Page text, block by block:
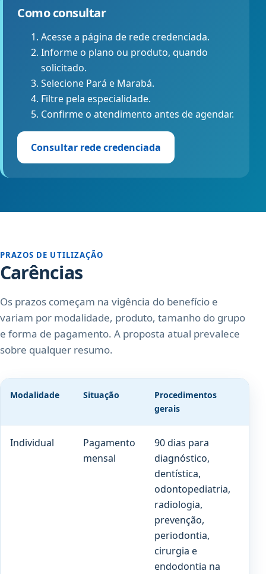
Como consultar
Acesse a página de rede credenciada.
Informe o plano ou produto, quando
solicitado.
Selecione Pará e Marabá.
Filtre pela especialidade.
Confirme o atendimento antes de agendar.
Consultar rede credenciada
PRAZOS DE UTILIZAÇÃO
Carências
Os prazos começam na vigência do benefício e
variam por modalidade, produto, tamanho do grupo
e forma de pagamento. A proposta atual prevalece
sobre qualquer resumo.
Modalidade Situação
Procedimentos
gerais
Individual
Pagamento
mensal
90 dias para
diagnóstico,
dentística,
odontopediatria,
radiologia,
prevenção,
periodontia,
cirurgia e
endodontia na